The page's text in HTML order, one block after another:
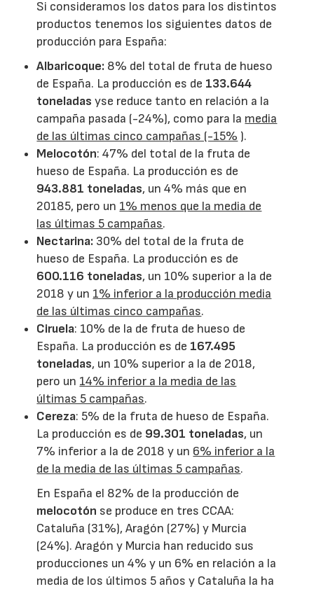
Si consideramos los datos para los distintos
productos tenemos los siguientes datos de
producción para España:
Albaricoque: 8% del total de fruta de hueso
de España. La producción es de 133.644
toneladas yse reduce tanto en relación a la
campaña pasada (-24%), como para la media
de las últimas cinco campañas (-15% ).
Melocotón: 47% del total de la fruta de
hueso de España. La producción es de
943.881 toneladas, un 4% más que en
20185, pero un 1% menos que la media de
las últimas 5 campañas.
Nectarina: 30% del total de la fruta de
hueso de España. La producción es de
600.116 toneladas, un 10% superior a la de
2018 y un 1% inferior a la producción media
de las últimas cinco campañas.
Ciruela: 10% de la de fruta de hueso de
España. La producción es de 167.495
toneladas, un 10% superior a la de 2018,
pero un 14% inferior a la media de las
últimas 5 campañas.
Cereza: 5% de la fruta de hueso de España.
La producción es de 99.301 toneladas, un
7% inferior a la de 2018 y un 6% inferior a la
de la media de las últimas 5 campañas.
En España el 82% de la producción de
melocotón se produce en tres CCAA:
Cataluña (31%), Aragón (27%) y Murcia
(24%). Aragón y Murcia han reducido sus
producciones un 4% y un 6% en relación a la
media de los últimos 5 años y Cataluña la ha